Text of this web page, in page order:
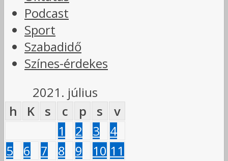
Podcast
Sport
Szabadidő
Színes-érdekes
2021. július
h
K s c p s
v
1
2 3
4
5
6 7 8 9 10 11